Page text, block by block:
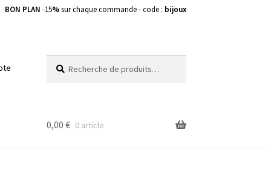
BON PLAN -15%sur chaque commande - code : bijoux
pour :
0,00 € 0 article